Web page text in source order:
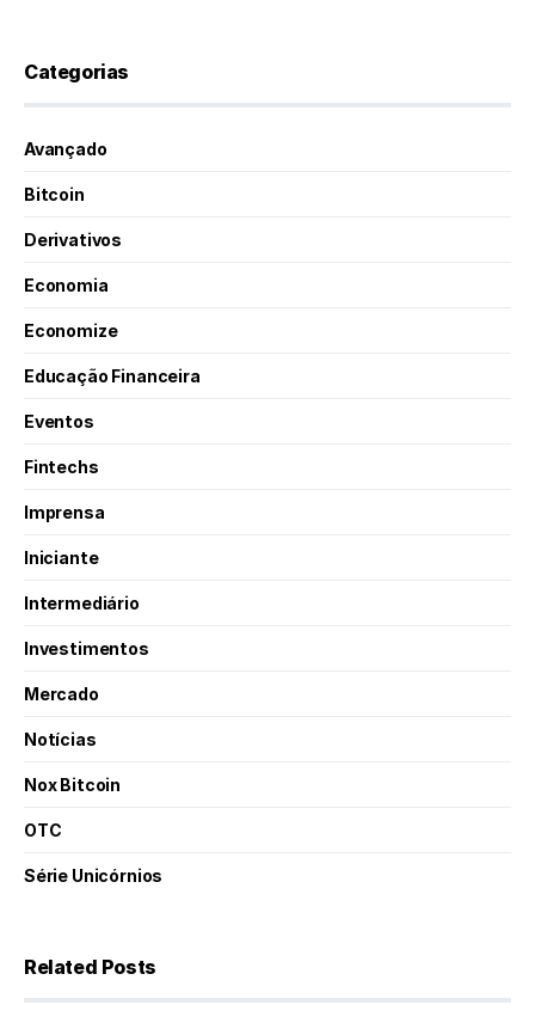
Categorias
Avançado
Bitcoin
Derivativos
Economia
Economize
Educação Financeira
Eventos
Fintechs
Imprensa
Iniciante
Intermediário
Investimentos
Mercado
Notícias
Nox Bitcoin
OTC
Série Unicórnios
Related Posts